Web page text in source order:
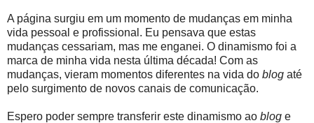
A página surgiu em um momento de mudanças em minha
vida pessoal e profissional. Eu pensava que estas
mudanças cessariam, mas me enganei. O dinamismo foi a
marca de minha vida nesta última década! Com as
mudanças, vieram momentos diferentes na vida do blog até
pelo surgimento de novos canais de comunicação.
Espero poder sempre transferir este dinamismo ao blog e